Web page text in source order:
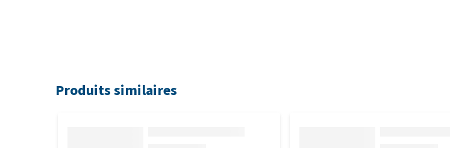
Produits similaires